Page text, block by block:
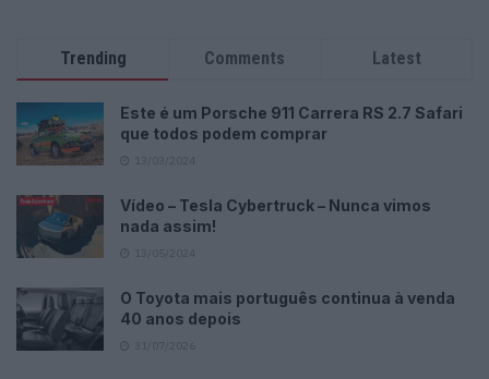
Trending Comments Latest
Este é um Porsche 911 Carrera RS 2.7 Safari
que todos podem comprar
Vídeo – Tesla Cybertruck – Nunca vimos
nada assim!
O Toyota mais português continua à venda
40 anos depois